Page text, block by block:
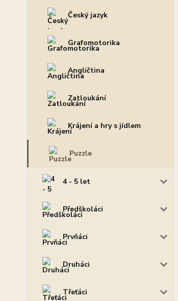
Český jazyk
Grafomotorika
Angličtina
Zatloukání
Krájení a hry s jídlem
Puzzle
4 - 5 let
Předškoláci
Prvňáci
Druháci
Třeťáci